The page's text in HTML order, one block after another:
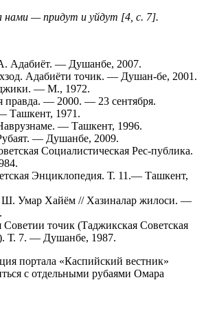
нами — придут и уйдут [4, с. 7].
Адабиёт. — Душанбе, 2007.
Адабиёти точик. — Душан-бе, 2001.
— М., 1972.
правда. — 2000. — 23 сентября.
Ташкент, 1971.
— Ташкент, 1996.
— Душанбе, 2009.
Социалистическая Рес-публика.
Энциклопедия. Т. 11.— Ташкент,
Умар Хайём // Хазиналар жилоси. —
точик (Таджикская Советская
Т. 7. — Душанбе, 1987.
портала «Каспийский вестник»
с отдельными рубаями Омара